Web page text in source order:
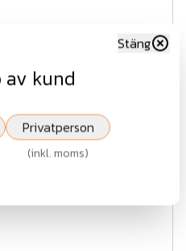
Visa
kund
Stäng
Privatperson
(inkl. moms)